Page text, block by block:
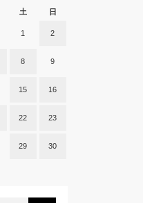
土 日
1 2
8 9
15 16
22 23
29 30